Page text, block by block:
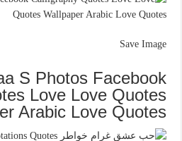
Save Image
S Photos Facebook
Love Love Quotes
Arabic Love Quotes